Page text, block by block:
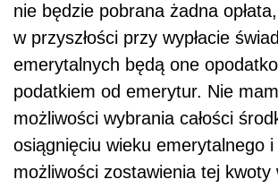
nie będzie pobrana żadna
w przyszłości przy wypłacie
emerytalnych będą one
podatkiem od emerytur. Nie
możliwości wybrania całości
osiągnięciu wieku emerytalnego
możliwości zostawienia tej kwoty